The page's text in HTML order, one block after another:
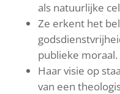
als natuurlijke
Ze erkent het
publieke moraal.
Haar visie op
van een